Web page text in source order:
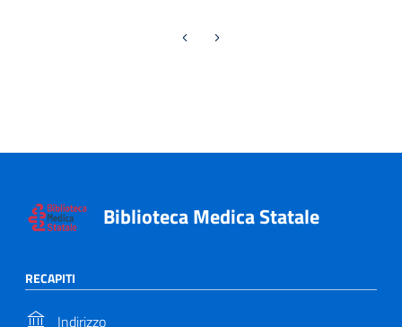
Previous pageNext page
Biblioteca Medica Statale
RECAPITI
Indirizzo